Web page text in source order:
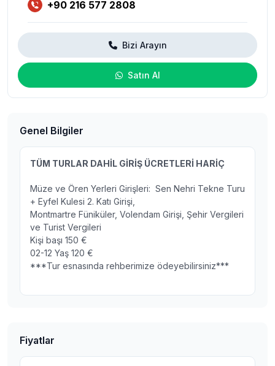
+90 216 577 2808
Bizi Arayın
Satın Al
Genel Bilgiler
TÜM TURLAR DAHİL GİRİŞ ÜCRETLERİ HARİÇ
Müze ve Ören Yerleri Girişleri: Sen Nehri Tekne Turu
+ Eyfel Kulesi 2. Katı Girişi,
Montmartre Füniküler, Volendam Girişi, Şehir Vergileri
ve Turist Vergileri
Kişi başı 150 €
02-12 Yaş 120 €
***Tur esnasında rehberimize ödeyebilirsiniz***
Fiyatlar